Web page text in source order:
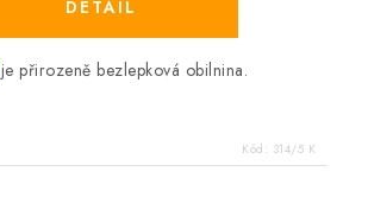
je přirozeně bezlepková obilnina.
Kód: 314/5 K